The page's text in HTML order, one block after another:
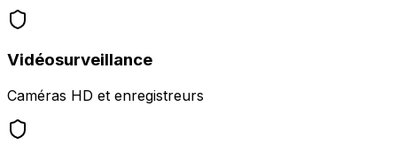
Vidéosurveillance
Caméras HD et enregistreurs